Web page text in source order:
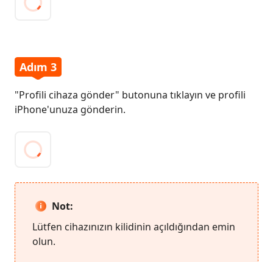
Adım 3
"Profili cihaza gönder" butonuna tıklayın ve profili
iPhone'unuza gönderin.
Not:
Lütfen cihazınızın kilidinin açıldığından emin
olun.